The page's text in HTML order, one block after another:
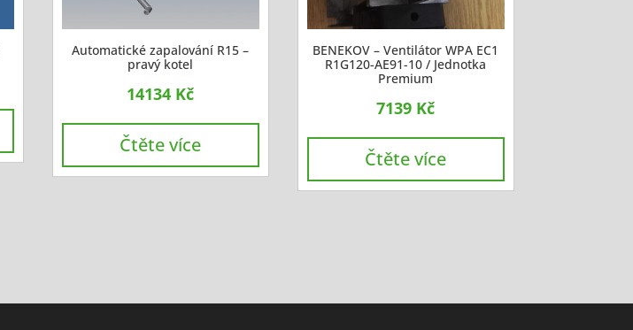
Automatické zapalování R15 –
pravý kotel
14134 Kč
Čtěte více
BENEKOV – Ventilátor WPA EC1
R1G120-AE91-10 / Jednotka
Premium
7139 Kč
Čtěte více